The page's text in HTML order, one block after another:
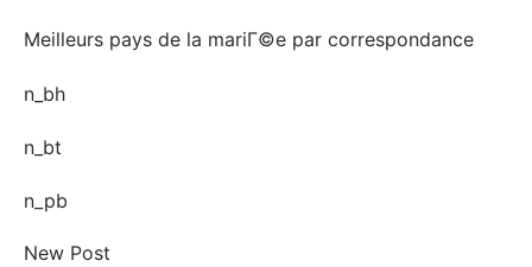
Meilleurs pays de la mariГ©e par correspondance
n_bh
n_bt
n_pb
New Post